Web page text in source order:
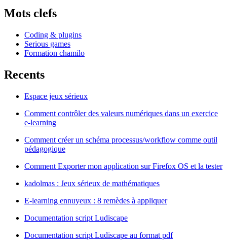
Mots clefs
Coding & plugins
Serious games
Formation chamilo
Recents
Espace jeux sérieux
Comment contrôler des valeurs numériques dans un exercice
e-learning
Comment créer un schéma processus/workflow comme outil
pédagogique
Comment Exporter mon application sur Firefox OS et la tester
kadolmas : Jeux sérieux de mathématiques
E-learning ennuyeux : 8 remèdes à appliquer
Documentation script Ludiscape
Documentation script Ludiscape au format pdf